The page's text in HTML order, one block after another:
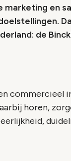
marketing en
de
commercieel
horen,